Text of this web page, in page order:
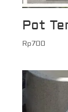
Pot
Rp700